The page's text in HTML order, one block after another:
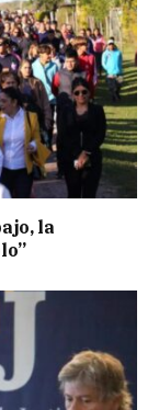
la